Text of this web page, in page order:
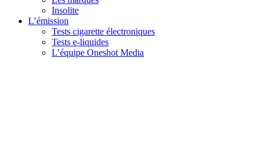
Insolite
L’émission
Tests cigarette électroniques
Tests e-liquides
L’équipe Oneshot Media